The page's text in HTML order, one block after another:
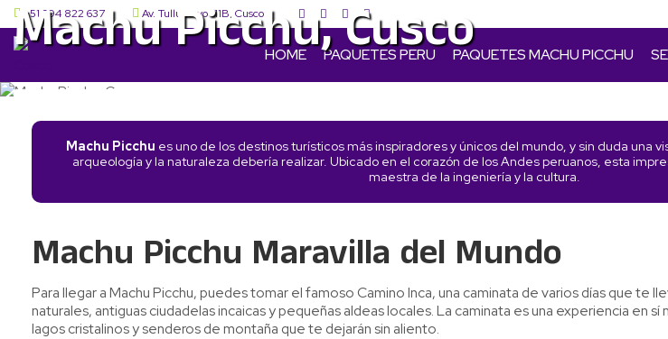
+51 994 822 637 Av. Tullumayo 111B, Cusco
HOME PAQUETES PERU PAQUETES MACHU PICCHU
Machu Picchu, Cusco
Machu Picchu es uno de los destinos turísticos más inspiradores y únicos del mundo, y sin duda una
arqueología y la naturaleza debería realizar. Ubicado en el corazón de los Andes peruanos, esta
maestra de la ingeniería y la cultura.
Machu Picchu Maravilla del Mundo
Para llegar a Machu Picchu, puedes tomar el famoso Camino Inca, una caminata de varios días que te
naturales, antiguas ciudadelas incaicas y pequeñas aldeas locales. La caminata es una experiencia en
lagos cristalinos y senderos de montaña que te dejarán sin aliento.